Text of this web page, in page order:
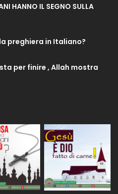
HANNO IL SEGNO SULLA
preghiera in Italiano?
per finire , Allah mostra